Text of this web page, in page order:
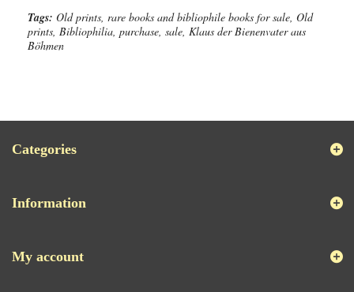
Tags: Old prints, rare books and bibliophile books for sale, Old
prints, Bibliophilia, purchase, sale, Klaus der Bienenvater aus
Böhmen
Categories
Information
My account